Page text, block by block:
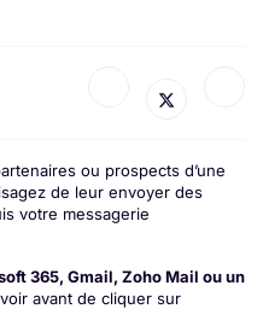
ou prospects d’une
de leur envoyer des
votre messagerie
365, Gmail, Zoho Mail ou un
avant de cliquer sur